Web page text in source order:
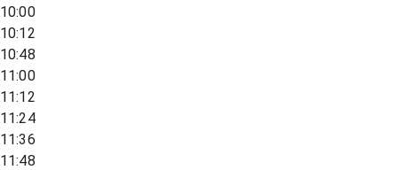
10:00
10:12
10:48
11:00
11:12
11:24
11:36
11:48